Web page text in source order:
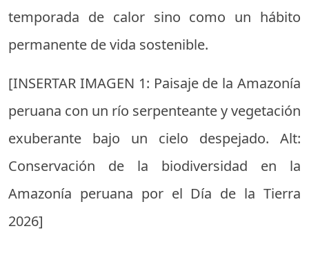
temporada de calor sino como un hábito
permanente de vida sostenible.
[INSERTAR IMAGEN 1: Paisaje de la Amazonía
peruana con un río serpenteante y vegetación
exuberante bajo un cielo despejado. Alt:
Conservación de la biodiversidad en la
Amazonía peruana por el Día de la Tierra
2026]